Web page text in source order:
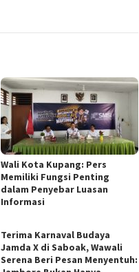
Wali Kota Kupang: Pers
Memiliki Fungsi Penting
dalam Penyebar Luasan
Informasi
Terima Karnaval Budaya
Jamda X di Saboak, Wawali
Serena Beri Pesan Menyentuh: